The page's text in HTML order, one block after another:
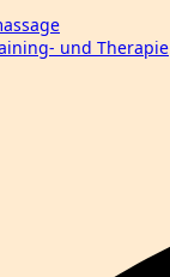
und Therapie